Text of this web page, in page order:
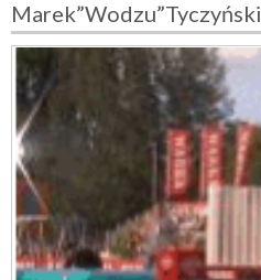
Marek”Wodzu”Tyczyński